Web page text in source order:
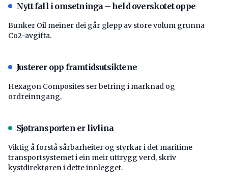
Nytt fall i omsetninga – held overskotet oppe
Bunker Oil meiner dei går glepp av store volum grunna
Co2-avgifta.
Justerer opp framtidsutsiktene
Hexagon Composites ser betring i marknad og
ordreinngang.
Sjøtransporten er livlina
Viktig å forstå ­sårbarheiter og styrkar i det maritime
transport­systemet i ein meir uttrygg verd, skriv
kystdirektøren i dette innlegget.